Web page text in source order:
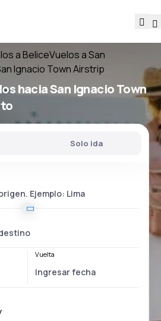
a BeliceVuelos a San
Ignacio Town Airstrip
haciaSan Ignacio Town
Solo ida
Vuelta